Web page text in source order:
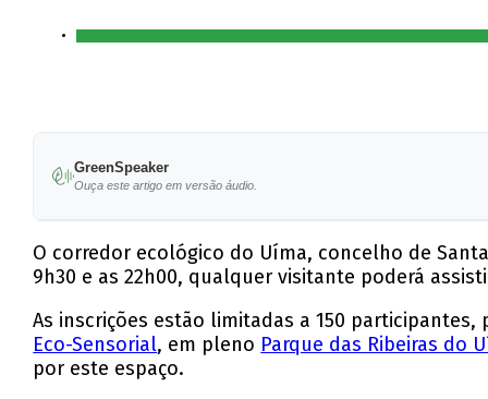
GreenSpeaker
Ouça este artigo em versão áudio.
O corredor ecológico do Uíma, concelho de
9h30 e as 22h00, qualquer visitante poderá
As inscrições estão limitadas a 150
Eco-Sensorial, em pleno Parque das Ribeiras do
por este espaço.